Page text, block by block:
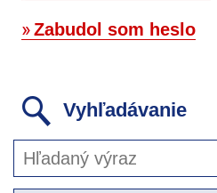
Zabudol som heslo
Vyhľadávanie